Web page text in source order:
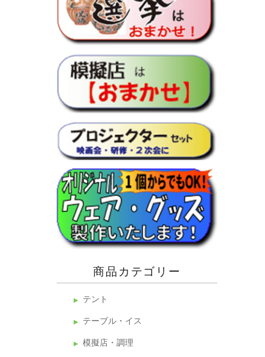
商品カテゴリー
テント
テーブル・イス
模擬店・調理